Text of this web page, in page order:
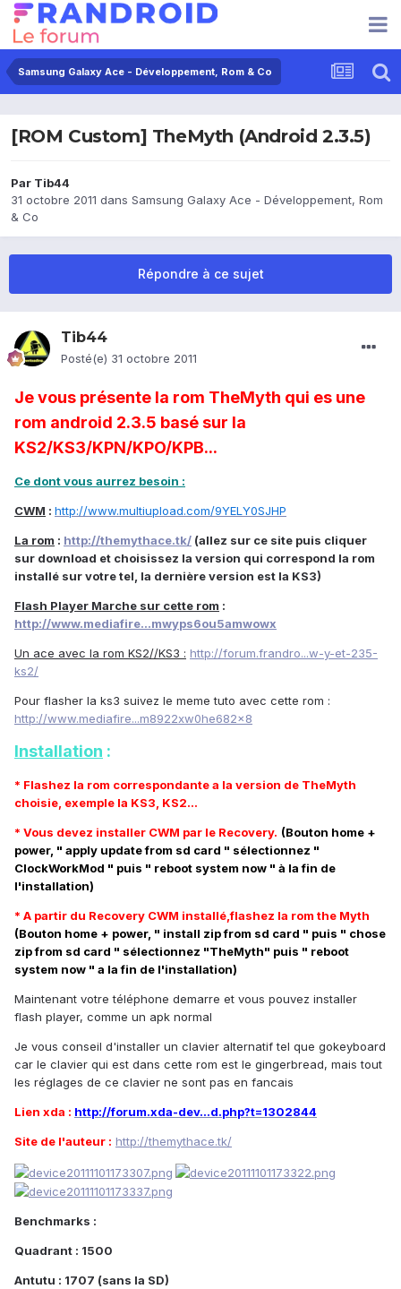
Samsung Galaxy Ace - Développement, Rom & Co
[ROM Custom] TheMyth (Android 2.3.5)
Par Tib44
31 octobre 2011 dans Samsung Galaxy Ace - Développement, Rom
& Co
Répondre à ce sujet
Tib44
Posté(e) 31 octobre 2011
Je vous présente la rom TheMyth qui es une
rom android 2.3.5 basé sur la
KS2/KS3/KPN/KPO/KPB...
Ce dont vous aurrez besoin :
CWM : http://www.multiupload.com/9YELY0SJHP
La rom : http://themythace.tk/ (allez sur ce site puis cliquer
sur download et choisissez la version qui correspond la rom
installé sur votre tel, la dernière version est la KS3)
Flash Player Marche sur cette rom :
http://www.mediafire...mwyps6ou5amwowx
Un ace avec la rom KS2//KS3 : http://forum.frandro...w-y-et-235-
ks2/
Pour flasher la ks3 suivez le meme tuto avec cette rom :
http://www.mediafire...m8922xw0he682x8
Installation :
* Flashez la rom correspondante a la version de TheMyth
choisie, exemple la KS3, KS2...
* Vous devez installer CWM par le Recovery. (Bouton home +
power, " apply update from sd card " sélectionnez "
ClockWorkMod " puis " reboot system now " à la fin de
l'installation)
* A partir du Recovery CWM installé,flashez la rom the Myth
(Bouton home + power, " install zip from sd card " puis " chose
zip from sd card " sélectionnez "TheMyth" puis " reboot
system now " a la fin de l'installation)
Maintenant votre téléphone demarre et vous pouvez installer
flash player, comme un apk normal
Je vous conseil d'installer un clavier alternatif tel que gokeyboard
car le clavier qui est dans cette rom est le gingerbread, mais tout
les réglages de ce clavier ne sont pas en fancais
Lien xda : http://forum.xda-dev...d.php?t=1302844
Site de l'auteur : http://themythace.tk/
Benchmarks :
Quadrant : 1500
Antutu : 1707 (sans la SD)